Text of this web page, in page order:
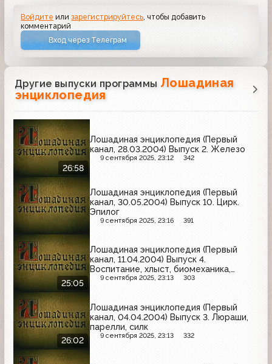
Войдите илизарегистрируйтесь , чтобы добавить
комментарий
Вход через Телеграм
Другие выпуски программы Лошадиная
энциклопедия
26:58
Лошадиная энциклопедия (Первый
канал, 28.03.2004) Выпуск 2. Железо
9 сентября 2025, 23:12 342
Лошадиная энциклопедия (Первый
канал, 30.05.2004) Выпуск 10. Цирк.
Эпилог
9 сентября 2025, 23:16 391
25:05
Лошадиная энциклопедия (Первый
канал, 11.04.2004) Выпуск 4.
Воспитание, хлыст, биомеханика,
Испанский шаг, дуз, балансе, курбет
9 сентября 2025, 23:13 303
26:02
Лошадиная энциклопедия (Первый
канал, 04.04.2004) Выпуск 3. Люраши,
парелли, силк
9 сентября 2025, 23:13 332